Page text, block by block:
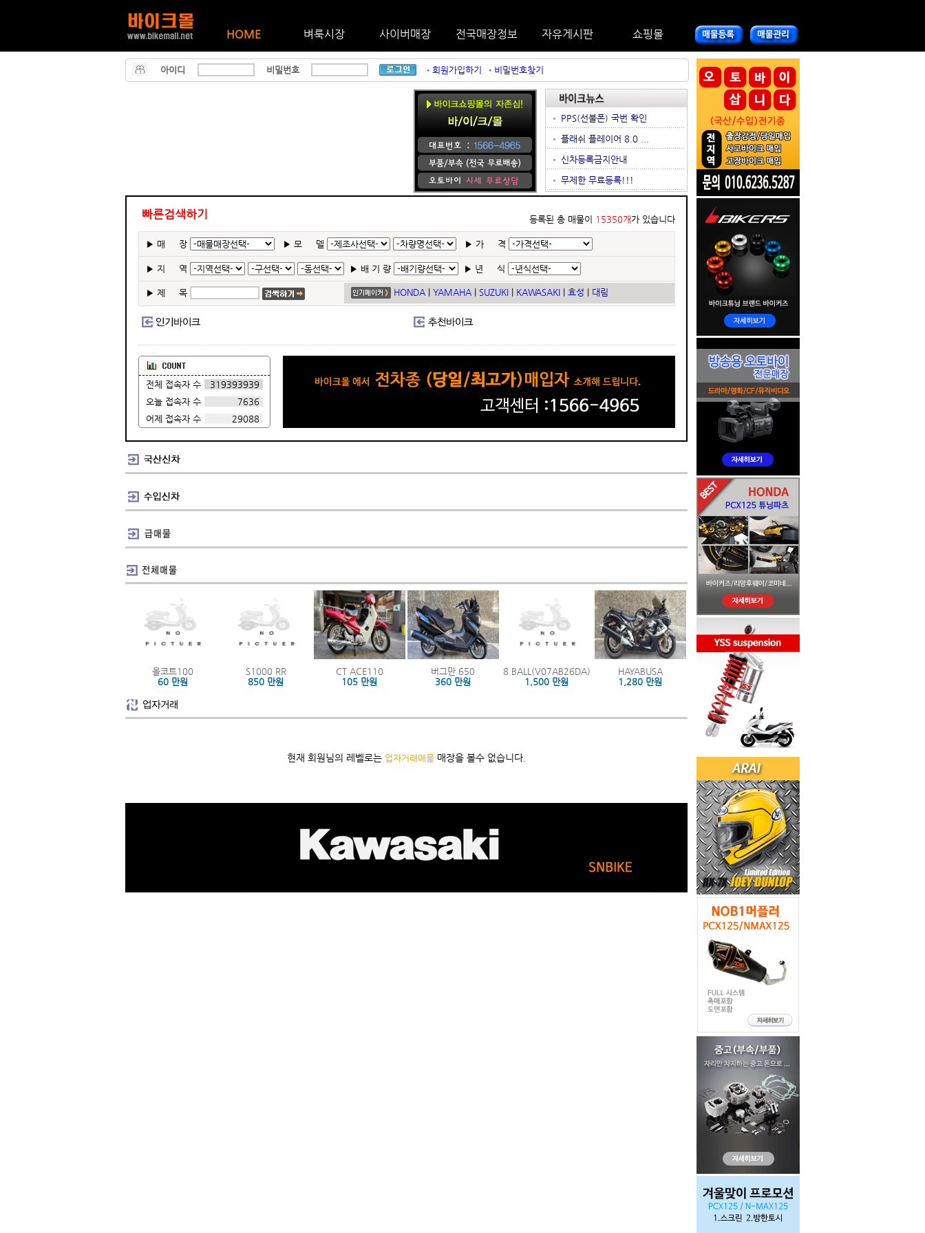
HOME 벼룩시장 사이버매장 전국매장정보 자유게시판 쇼핑몰
아이디 비밀번호 회원가입하기 비밀번호찾기
PPS(선불폰) 국번 확인
플래쉬 플레이어 8.0 ...
신차등록금지안내
무제한 무료등록!!!
빠른검색하기 등록된 총 매물이 15350개 가 있습니다
▶ 매 장 ▶ 모 델 ▶ 가 격
▶ 지 역 ▶ 배 기 량 ▶ 년 식
▶ 제 목 HONDA| YAMAHA| SUZUKI| KAWASAKI| 효성 대림
전체 접속자 수
319393939
오늘 접속자 수
7636
어제 접속자 수
29088
올코트100
60 만원
S1000 RR
850 만원
CT ACE110
105 만원
버그만 650
360 만원
8 BALL(V07AB26DA)
1,500 만원
HAYABUSA
1,280 만원
현재 회원님의 레벨로는 업자거래매물 매장을 볼수 없습니다.